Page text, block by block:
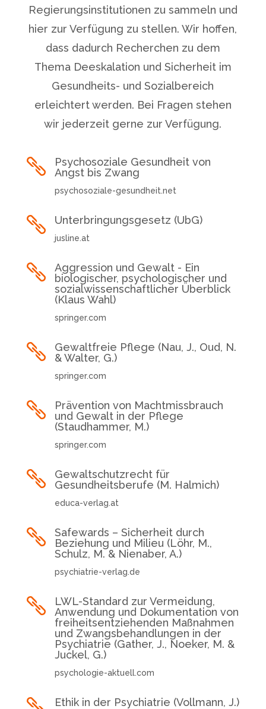
Regierungsinstitutionen zu sammeln und
hier zur Verfügung zu stellen. Wir hoffen,
dass dadurch Recherchen zu dem
Thema Deeskalation und Sicherheit im
Gesundheits- und Sozialbereich
erleichtert werden. Bei Fragen stehen
wir jederzeit gerne zur Verfügung.

Psychosoziale Gesundheit von
Angst bis Zwang
psychosoziale-gesundheit.net
 Unterbringungsgesetz (UbG)
jusline.at

Aggression und Gewalt - Ein
biologischer, psychologischer und
sozialwissenschaftlicher Überblick
(Klaus Wahl)
springer.com

Gewaltfreie Pflege (Nau, J., Oud, N.
& Walter, G.)
springer.com

Prävention von Machtmissbrauch
und Gewalt in der Pflege
(Staudhammer, M.)
springer.com

Gewaltschutzrecht für
Gesundheitsberufe (M. Halmich)
educa-verlag.at

Safewards – Sicherheit durch
Beziehung und Milieu (Löhr, M.,
Schulz, M. & Nienaber, A.)
psychiatrie-verlag.de

LWL-Standard zur Vermeidung,
Anwendung und Dokumentation von
freiheitsentziehenden Maßnahmen
und Zwangsbehandlungen in der
Psychiatrie (Gather, J., Noeker, M. &
Juckel, G.)
psychologie-aktuell.com
Ethik in der Psychiatrie (Vollmann, J.)